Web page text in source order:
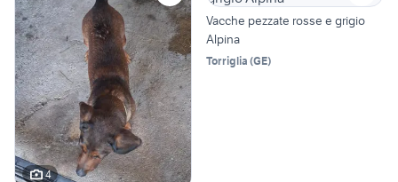
4
Vacche pezzate rosse e grigio
Alpina
Torriglia (GE)